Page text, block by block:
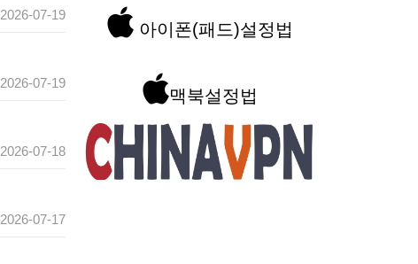
2026-07-19
2026-07-19
2026-07-18
2026-07-17
아이폰(패드)설정법
맥북설정법